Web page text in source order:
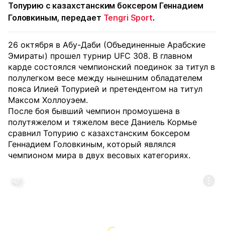
Топурию с казахстанским боксером Геннадием
Головкиным, передает Tengri Sport.
26 октября в Абу-Даби (Объединенные Арабские
Эмираты) прошел турнир UFC 308. В главном
карде состоялся чемпионский поединок за титул в
полулегком весе между нынешним обладателем
пояса Илией Топурией и претендентом на титул
Максом Холлоуэем.
После боя бывший чемпион промоушена в
полутяжелом и тяжелом весе Даниель Кормье
сравнил Топурию с казахстанским боксером
Геннадием Головкиным, который являлся
чемпионом мира в двух весовых категориях.